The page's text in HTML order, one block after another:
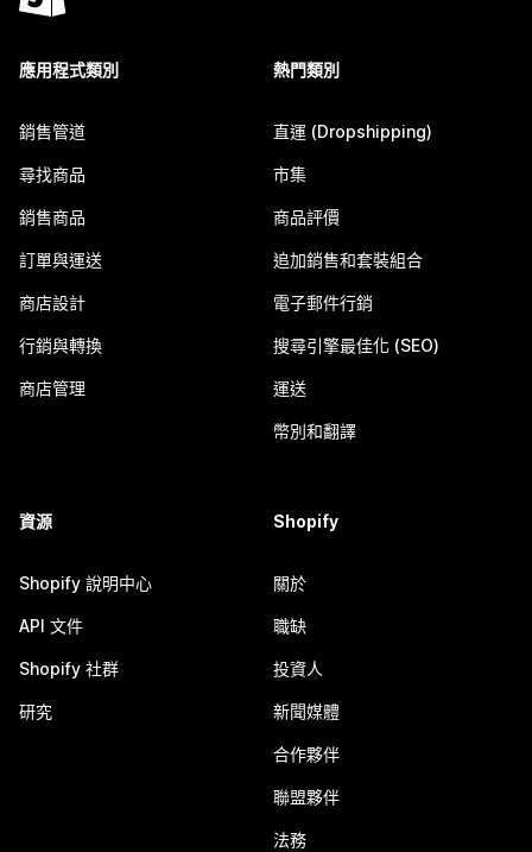
應用程式類別
銷售管道
尋找商品
銷售商品
訂單與運送
商店設計
行銷與轉換
商店管理
熱門類別
直運 (Dropshipping)
市集
商品評價
追加銷售和套裝組合
電子郵件行銷
搜尋引擎最佳化 (SEO)
運送
幣別和翻譯
資源
Shopify 說明中心
API 文件
Shopify 社群
研究
Shopify
關於
職缺
投資人
新聞媒體
合作夥伴
聯盟夥伴
法務